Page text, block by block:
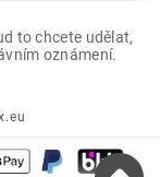
to chcete udělat,
oznámení.